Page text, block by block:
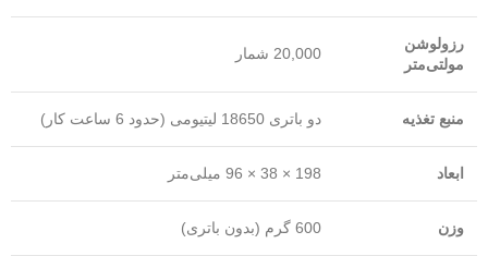
رزولوشن
مولتی‌متر
20,000 شمار
منبع تغذیه دو باتری 18650 لیتیومی (حدود 6 ساعت کار)
ابعاد 198 × 38 × 96 میلی‌متر
وزن 600 گرم (بدون باتری)